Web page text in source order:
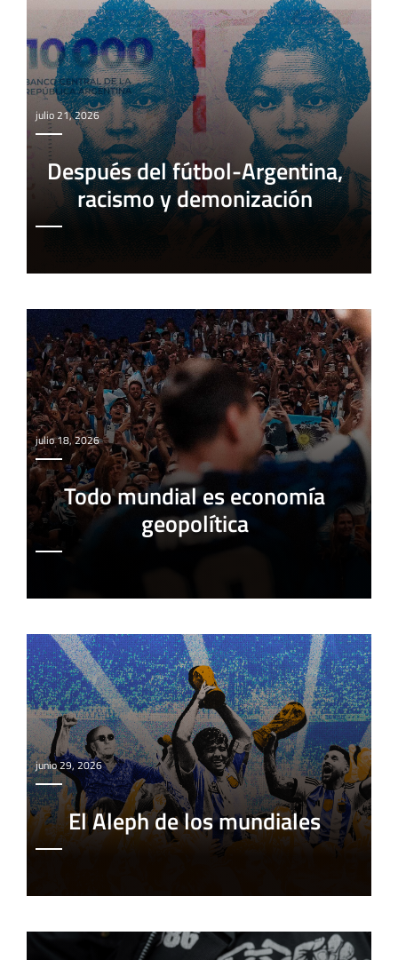
julio 21, 2026
Después del fútbol-Argentina,
racismo y demonización
julio 18, 2026
Todo mundial es economía
geopolítica
junio 29, 2026
El Aleph de los mundiales